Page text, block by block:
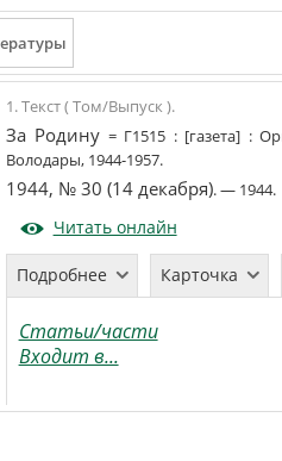
1. Текст ( Том/Выпуск ).
За Родину = Г1515 : [газета] :
Володары,1944-1957.
1944, № 30 (14 декабря). —1944.
Читать онлайн
Подробнее Карточка
Статьи/части
Входит в...